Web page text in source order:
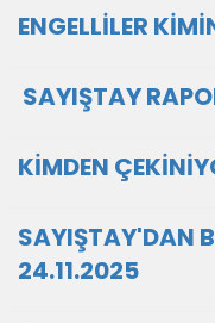
ENGELLİLER
SAYIŞTAY
KİMDEN
SAYIŞTAY'DAN
24.11.2025